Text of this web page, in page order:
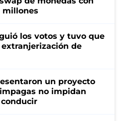
millones
los votos y tuvo que
de
un proyecto
no impidan